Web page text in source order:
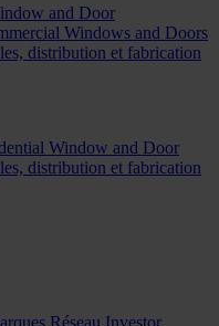
and Door
Windows and Doors
distribution et fabrication
Window and Door
distribution et fabrication
Réseau Investor